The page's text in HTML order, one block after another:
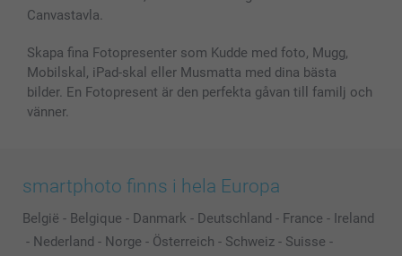
Canvastavla.
Skapa fina Fotopresenter som Kudde med foto, Mugg,
Mobilskal, iPad-skal eller Musmatta med dina bästa
bilder. En Fotopresent är den perfekta gåvan till familj och
vänner.
smartphoto finns i hela Europa
België - Belgique - Danmark - Deutschland - France - Ireland
- Nederland - Norge - Österreich - Schweiz - Suisse -